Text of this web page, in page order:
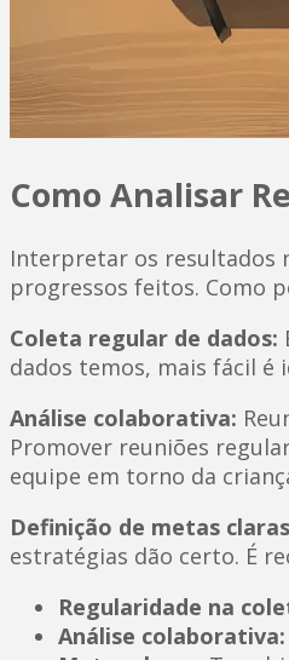
Como Analisar
Interpretar os resultados
progressos feitos. Como
Coleta regular de dados:
dados temos, mais fácil é
Análise colaborativa:
Promover reuniões
equipe em torno da
Definição de metas
estratégias dão certo. É
Regularidade na
Análise colaborativa: